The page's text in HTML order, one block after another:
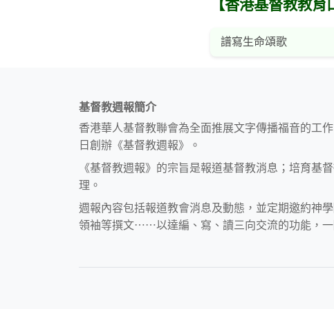
【香港基督教教育
譜寫生命頌歌
基督教週報簡介
香港華人基督教聯會為全面推展文字傳播福音的工
日創辦《基督教週報》。
《基督教週報》的宗旨是報道基督教消息；培育基
理。
週報內容包括報道教會消息及動態，並定期邀約神
領袖等撰文⋯⋯以達編、寫、讀三向交流的功能，一